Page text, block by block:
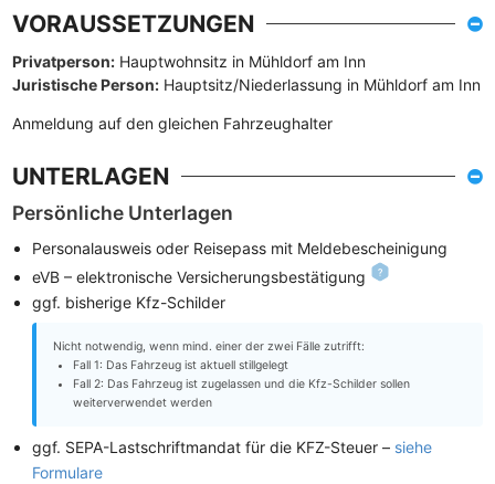
VORAUSSETZUNGEN
Privatperson: Hauptwohnsitz in Mühldorf am Inn
Juristische Person: Hauptsitz/Niederlassung in Mühldorf am Inn
Anmeldung auf den gleichen Fahrzeughalter
UNTERLAGEN
Persönliche Unterlagen
Personalausweis oder Reisepass mit Meldebescheinigung
eVB – elektronische Versicherungsbestätigung
ggf. bisherige Kfz-Schilder
Nicht notwendig, wenn mind. einer der zwei Fälle zutrifft:
Fall 1: Das Fahrzeug ist aktuell stillgelegt
Fall 2: Das Fahrzeug ist zugelassen und die Kfz-Schilder sollen
weiterverwendet werden
ggf. SEPA-Lastschriftmandat für die KFZ-Steuer – siehe
Formulare